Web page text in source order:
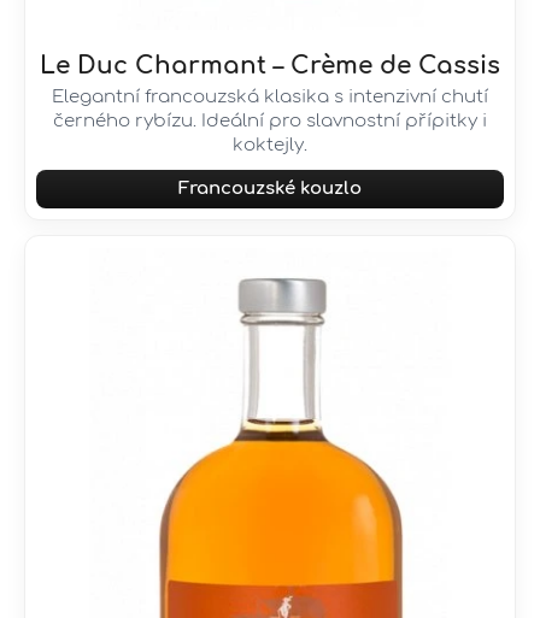
Le Duc Charmant – Crème de Cassis
Elegantní francouzská klasika s intenzivní chutí
černého rybízu. Ideální pro slavnostní přípitky i
koktejly.
Francouzské kouzlo